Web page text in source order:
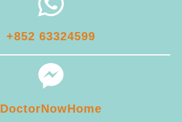
+852 63324599
DoctorNowHome